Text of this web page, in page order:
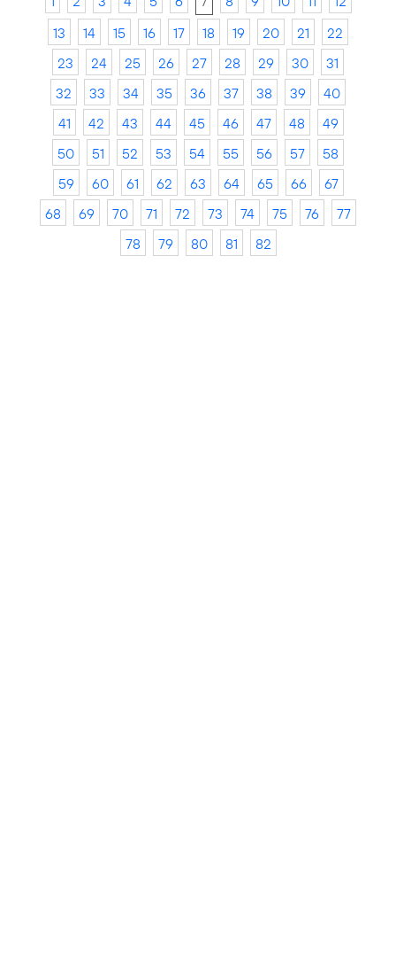
13
14 15 16 17 18 19 20 21
22
23
24 25 26 27 28 29 30
31
32
33 34 35 36 37 38 39
40
41
42 43 44 45 46 47 48
49
50
51 52 53 54 55 56 57
58
59
60 61 62 63 64 65 66
67
68
69 70 71 72 73 74 75 76
77
78
79 80 81 82